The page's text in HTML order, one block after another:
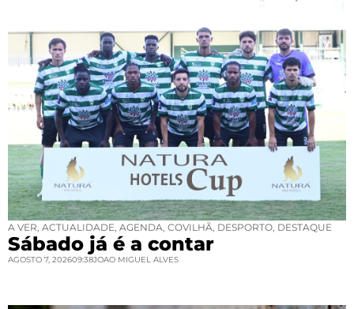
A VER ACTUALIDADE AGENDA COVILHÃ DESPORTO DESTAQUE
Sábado já é a contar
AGOSTO 7, 202609:38JOAO MIGUEL ALVES